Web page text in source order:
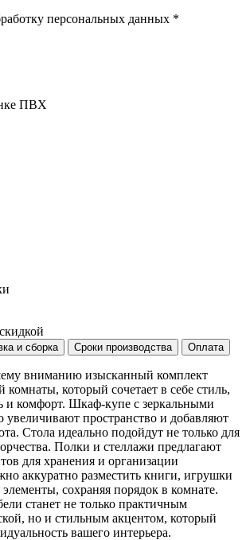
персональных данных *
ПВХ
и сборка Сроки производства Оплата
вниманию изысканный комплект
комнаты, который сочетает в себе стиль,
и комфорт. Шкаф-купе с зеркальными
увеличивают пространство и добавляют
Стола идеально подойдут не только для
Полки и стеллажи предлагают
для хранения и организации
аккуратно разместить книги, игрушки
сохраняя порядок в комнате.
станет не только практичным
но и стильным акцентом, который
вашего интерьера.